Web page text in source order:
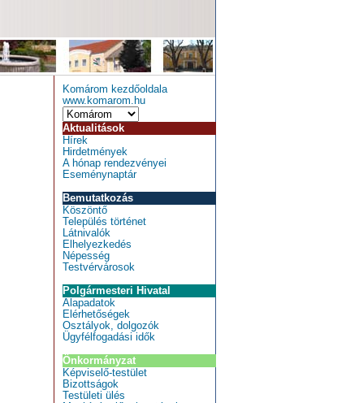
Komárom kezdőoldala
www.komarom.hu
Aktualitások
Hírek
Hirdetmények
A hónap rendezvényei
Eseménynaptár
Bemutatkozás
Köszöntő
Település történet
Látnivalók
Elhelyezkedés
Népesség
Testvérvárosok
Polgármesteri Hivatal
Alapadatok
Elérhetőségek
Osztályok, dolgozók
Ügyfélfogadási idők
Önkormányzat
Képviselő-testület
Bizottságok
Testületi ülés